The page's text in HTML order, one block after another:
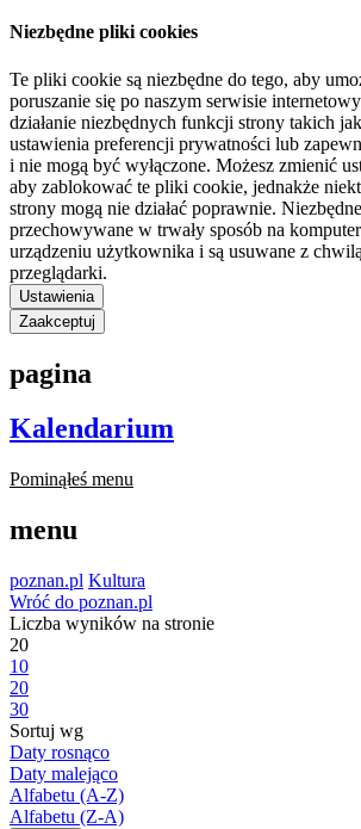
Niezbędne pliki cookies
Te pliki cookie są niezbędne do tego, aby
poruszanie się po naszym serwisie
działanie niezbędnych funkcji strony takich
ustawienia preferencji prywatności lub
i nie mogą być wyłączone. Możesz zmienić
aby zablokować te pliki cookie, jednakże
strony mogą nie działać poprawnie.
przechowywane w trwały sposób na
urządzeniu użytkownika i są usuwane z
przeglądarki.
Ustawienia
Zaakceptuj
pagina
Kalendarium
Pominąłeś menu
menu
poznan.pl Kultura
Wróć do poznan.pl
Liczba wyników na stronie
20
10
20
30
Sortuj wg
Daty rosnąco
Daty malejąco
Alfabetu (A-Z)
Alfabetu (Z-A)